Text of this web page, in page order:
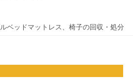
ベッドマットレス、椅子の回収・処分